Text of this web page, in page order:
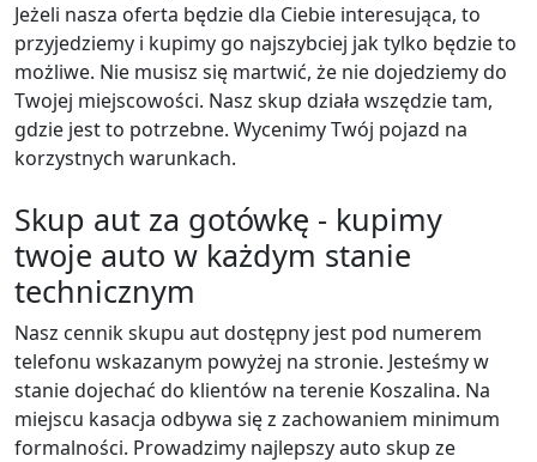
Jeżeli nasza oferta będzie dla Ciebie interesująca, to
przyjedziemy i kupimy go najszybciej jak tylko będzie to
możliwe. Nie musisz się martwić, że nie dojedziemy do
Twojej miejscowości. Nasz skup działa wszędzie tam,
gdzie jest to potrzebne. Wycenimy Twój pojazd na
korzystnych warunkach.
Skup aut za gotówkę - kupimy
twoje auto w każdym stanie
technicznym
Nasz cennik skupu aut dostępny jest pod numerem
telefonu wskazanym powyżej na stronie. Jesteśmy w
stanie dojechać do klientów na terenie Koszalina. Na
miejscu kasacja odbywa się z zachowaniem minimum
formalności. Prowadzimy najlepszy auto skup ze